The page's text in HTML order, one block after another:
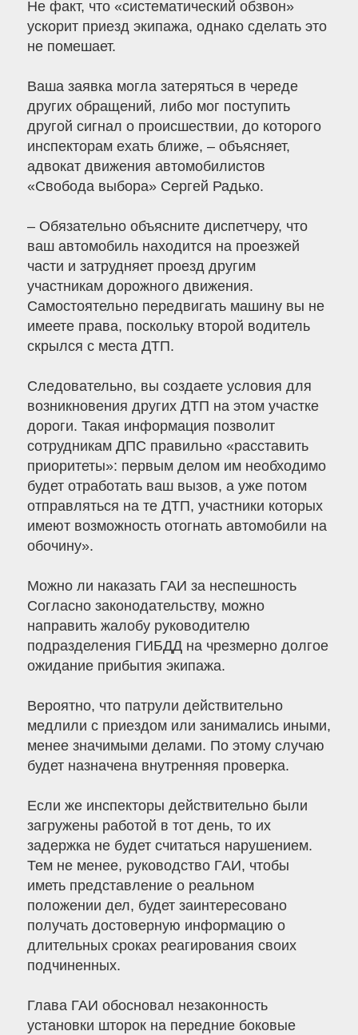
Не факт, что «систематический обзвон»
ускорит приезд экипажа, однако сделать это
не помешает.
Ваша заявка могла затеряться в череде
других обращений, либо мог поступить
другой сигнал о происшествии, до которого
инспекторам ехать ближе, – объясняет,
адвокат движения автомобилистов
«Свобода выбора» Сергей Радько.
– Обязательно объясните диспетчеру, что
ваш автомобиль находится на проезжей
части и затрудняет проезд другим
участникам дорожного движения.
Самостоятельно передвигать машину вы не
имеете права, поскольку второй водитель
скрылся с места ДТП.
Следовательно, вы создаете условия для
возникновения других ДТП на этом участке
дороги. Такая информация позволит
сотрудникам ДПС правильно «расставить
приоритеты»: первым делом им необходимо
будет отработать ваш вызов, а уже потом
отправляться на те ДТП, участники которых
имеют возможность отогнать автомобили на
обочину».
Можно ли наказать ГАИ за неспешность
Согласно законодательству, можно
направить жалобу руководителю
подразделения ГИБДД на чрезмерно долгое
ожидание прибытия экипажа.
Вероятно, что патрули действительно
медлили с приездом или занимались иными,
менее значимыми делами. По этому случаю
будет назначена внутренняя проверка.
Если же инспекторы действительно были
загружены работой в тот день, то их
задержка не будет считаться нарушением.
Тем не менее, руководство ГАИ, чтобы
иметь представление о реальном
положении дел, будет заинтересовано
получать достоверную информацию о
длительных сроках реагирования своих
подчиненных.
Глава ГАИ обосновал незаконность
установки шторок на передние боковые